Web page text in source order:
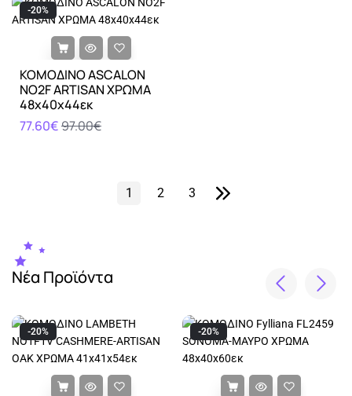
ΚΟΜΟΔΙΝΟ ASCALON
NO2F ARTISAN ΧΡΩΜΑ
48x40x44εκ
77.60€97.00€
-20%
1 2 3
Νέα Προϊόντα
-20% -20%